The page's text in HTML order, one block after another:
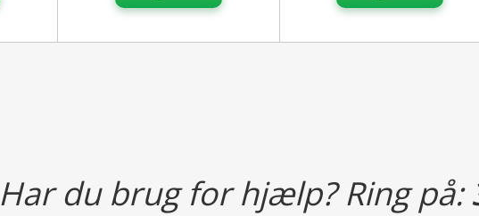
Har du brug for hjælp? Ring på: